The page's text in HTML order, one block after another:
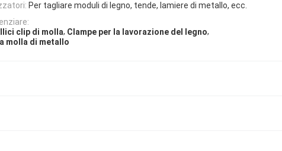
Per tagliare moduli di legno, tende, lamiere di metallo, ecc.
clip di molla, Clampe per la lavorazione del legno,
molla di metallo